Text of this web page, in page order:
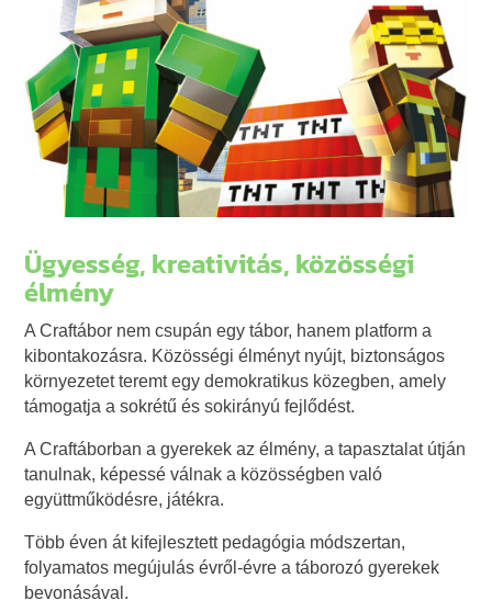
Ügyesség, kreativitás, közösségi
élmény
A Craftábor nem csupán egy tábor, hanem platform a
kibontakozásra. Közösségi élményt nyújt, biztonságos
környezetet teremt egy demokratikus közegben, amely
támogatja a sokrétű és sokirányú fejlődést.
A Craftáborban a gyerekek az élmény, a tapasztalat útján
tanulnak, képessé válnak a közösségben való
együttműködésre, játékra.
Több éven át kifejlesztett pedagógia módszertan,
folyamatos megújulás évről-évre a táborozó gyerekek
bevonásával.